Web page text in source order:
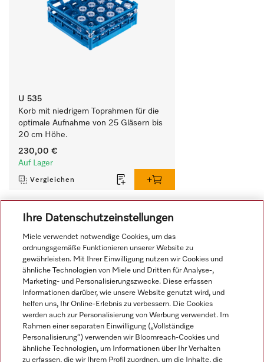
U 535
Korb mit niedrigem Toprahmen für die
optimale Aufnahme von 25 Gläsern bis
20 cm Höhe.
230,00 €
Auf Lager
Vergleichen
Navigation
Service
Ihre Datenschutzeinstellungen
Miele verwendet notwendige Cookies, um das
ordnungsgemäße Funktionieren unserer Website zu
gewährleisten. Mit Ihrer Einwilligung nutzen wir Cookies und
ähnliche Technologien von Miele und Dritten für Analyse-,
Marketing- und Personalisierungszwecke. Diese erfassen
Informationen darüber, wie unsere Website genutzt wird, und
helfen uns, Ihr Online-Erlebnis zu verbessern. Die Cookies
werden auch zur Personalisierung von Werbung verwendet. Im
Rahmen einer separaten Einwilligung („Vollständige
Personalisierung“) verwenden wir Bloomreach-Cookies und
ähnliche Technologien, um Informationen über Ihr Verhalten
zu erfassen, die wir Ihrem Profil zuordnen, um die Inhalte, die